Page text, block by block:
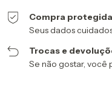
Compra protegida
Seus dados
Trocas e
Se não gostar, você